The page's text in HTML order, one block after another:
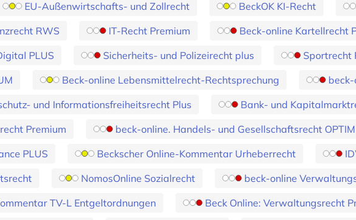
EU-Außenwirtschafts- und Zollrecht
BeckOK KI-Recht
RWS
IT-Recht Premium
Beck-online Kartellrecht
PLUS
Sicherheits- und Polizeirecht plus
Sportrecht
Beck-online Lebensmittelrecht-Rechtsprechung
und Informationsfreiheitsrecht Plus
Bank- und
Premium
beck-online. Handels- und Gesellschaftsrecht
PLUS
Beckscher Online-Kommentar Urheberrecht
NomosOnline Sozialrecht
beck-online
TV-L Entgeltordnungen
Beck Online: Verwaltungsrecht